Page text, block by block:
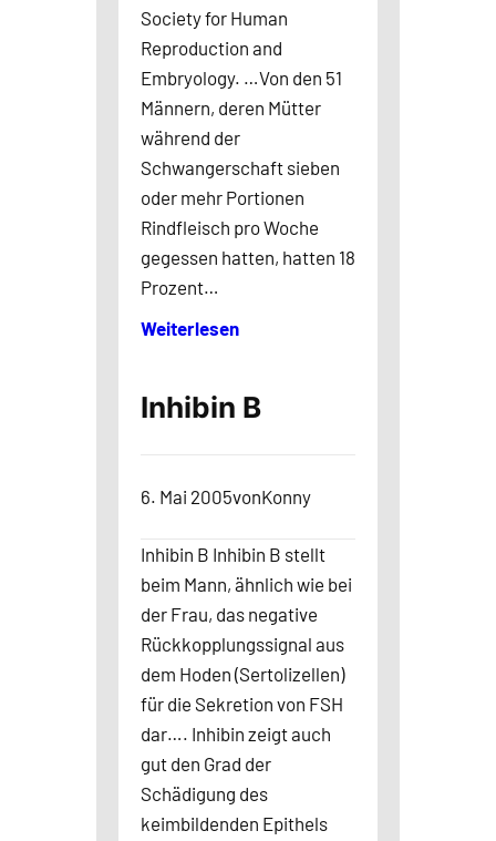
Society for Human
Reproduction and
Embryology. …Von den 51
Männern, deren Mütter
während der
Schwangerschaft sieben
oder mehr Portionen
Rindfleisch pro Woche
gegessen hatten, hatten 18
Prozent…
Weiterlesen
Inhibin B
6. Mai 2005vonKonny
Inhibin B Inhibin B stellt
beim Mann, ähnlich wie bei
der Frau, das negative
Rückkopplungssignal aus
dem Hoden (Sertolizellen)
für die Sekretion von FSH
dar…. Inhibin zeigt auch
gut den Grad der
Schädigung des
keimbildenden Epithels